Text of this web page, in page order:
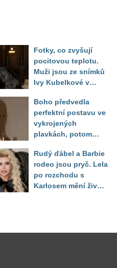
Fotky, co zvyšují
pocitovou teplotu.
Muži jsou ze snímků
Ivy Kubelkové v
Boho předvedla
perfektní postavu ve
vykrojených
plavkách, potom
těla
Rudý ďábel a Barbie
rodeo jsou pryč. Lela
po rozchodu s
Karlosem mění život i